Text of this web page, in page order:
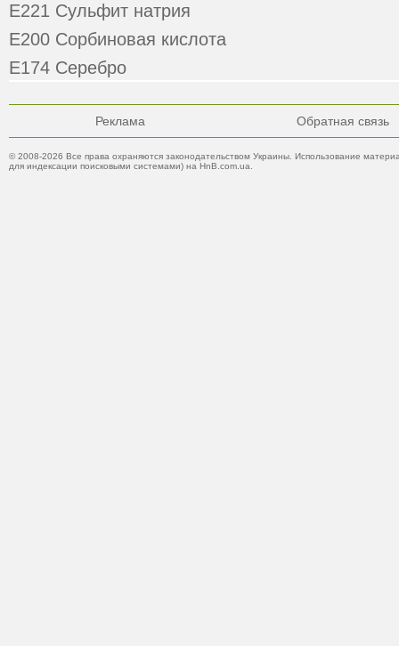
E221 Сульфит натрия
E200 Сорбиновая кислота
E174 Серебро
Реклама Обратная связь
© 2008-2026 Все права охраняются законодательством Украины. Использование
для индексации поисковыми системами) на HnB.com.ua.